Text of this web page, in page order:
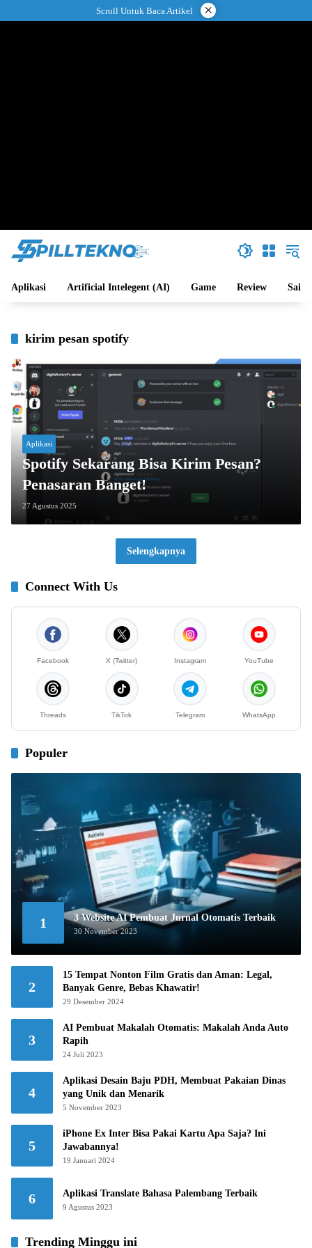
ke
Scroll Untuk Baca Artikel ×
Aplikasi Artificial Intelegent (AI) Game Review Sains
kirim pesan spotify
Aplikasi
Spotify Sekarang Bisa Kirim Pesan?
Penasaran Banget!
27 Agustus 2025
Selengkapnya
Connect With Us
Facebook X (Twitter) Instagram YouTube
Threads TikTok Telegram WhatsApp
Populer
1 3 Website AI Pembuat Jurnal Otomatis Terbaik
30 November 2023
2
15 Tempat Nonton Film Gratis dan Aman: Legal,
Banyak Genre, Bebas Khawatir!
29 Desember 2024
3
AI Pembuat Makalah Otomatis: Makalah Anda Auto
Rapih
24 Juli 2023
4
Aplikasi Desain Baju PDH, Membuat Pakaian Dinas
yang Unik dan Menarik
5 November 2023
5
iPhone Ex Inter Bisa Pakai Kartu Apa Saja? Ini
Jawabannya!
19 Januari 2024
6 Aplikasi Translate Bahasa Palembang Terbaik
9 Agustus 2023
Trending Minggu ini